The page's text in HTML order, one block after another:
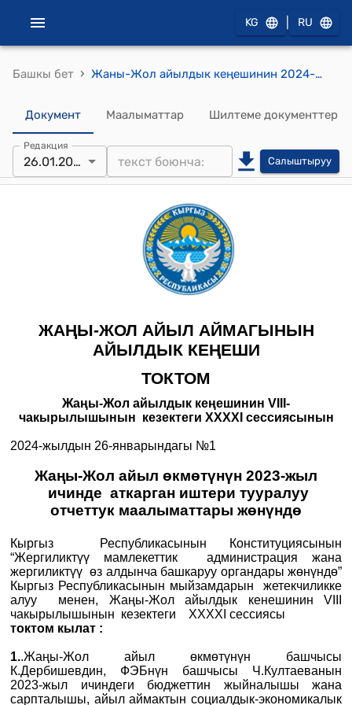
KG RU
Башкы бет › Жаны-Жол айылдык кеңешинин 2024-жылынын 26-январындагы "Жаңы-Жол айыл өкмөтүнүн 2023-жыл ичинде аткарган иштери тууралуу отчеттук маалыматтары жөнүндө" токтому
Документ Маалыматтар Шилтеме документтер
Редакция
26.01.2024 Салыштыруу